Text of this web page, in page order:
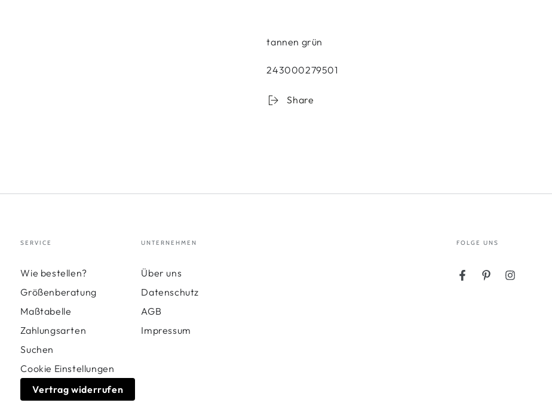
tannen grün
243000279501
Share
SERVICE
Wie bestellen?
Größenberatung
Maßtabelle
Zahlungsarten
Suchen
Cookie Einstellungen
Vertrag widerrufen
UNTERNEHMEN
Über uns
Datenschutz
AGB
Impressum
FOLGE UNS
FacebookPinterestInstagram